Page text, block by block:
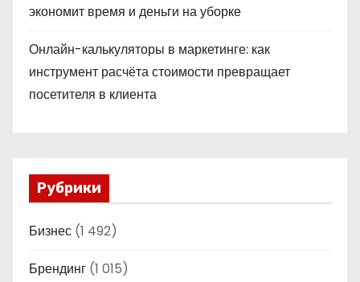
экономит время и деньги на уборке
Онлайн-калькуляторы в маркетинге: как
инструмент расчёта стоимости превращает
посетителя в клиента
Рубрики
Бизнес (1 492)
Брендинг (1 015)